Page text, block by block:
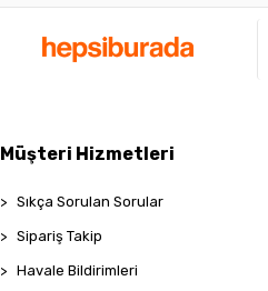
Müşteri Hizmetleri
Sıkça Sorulan Sorular
Sipariş Takip
Havale Bildirimleri